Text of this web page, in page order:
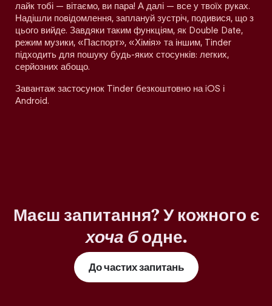
лайк тобі — вітаємо, ви пара! А далі — все у твоїх руках.
Надішли повідомлення, заплануй зустріч, подивися, що з
цього вийде. Завдяки таким функціям, як Double Date,
режим музики, «Паспорт», «Хімія» та іншим, Tinder
підходить для пошуку будь-яких стосунків: легких,
серйозних абощо.
Завантаж застосунок Tinder безкоштовно на iOS і
Android.
Маєш запитання? У кожного є
хоча бодне.
До частих запитань